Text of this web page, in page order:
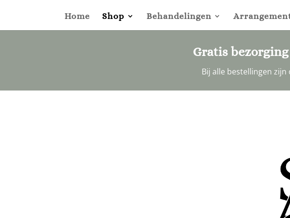
Home Shop Behandelingen
Gratis bezorging
Bij alle bestellingen zijn